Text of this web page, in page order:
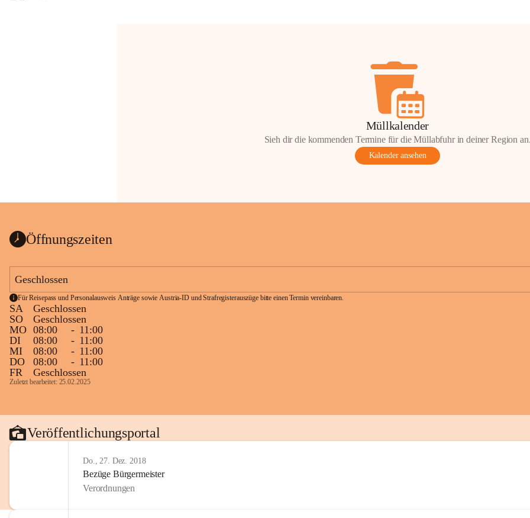
Müllkalender
Sieh dir die kommenden Termine für die Müllabfuhr in deiner Region
Kalender ansehen
Öffnungszeiten
Geschlossen
Für Reisepass und Personalausweis Anträge sowie Austria-ID und Strafregisterauszüge bitte einen Termin vereinbaren.
SA
Geschlossen
SO
Geschlossen
MO 08:00 - 11:00
DI
08:00 - 11:00
MI
08:00 - 11:00
DO
08:00 - 11:00
FR
Geschlossen
Zuletzt bearbeitet: 25.02.2025
Veröffentlichungsportal
Do., 27. Dez. 2018
Bezüge Bürgermeister
Verordnungen